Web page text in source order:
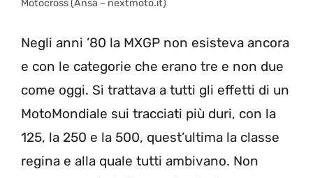
Motocross (Ansa – nextmoto.it)
Negli anni ’80 la MXGP non esisteva ancora
e con le categorie che erano tre e non due
come oggi. Si trattava a tutti gli effetti di un
MotoMondiale sui tracciati più duri, con la
125, la 250 e la 500, quest’ultima la classe
regina e alla quale tutti ambivano. Non